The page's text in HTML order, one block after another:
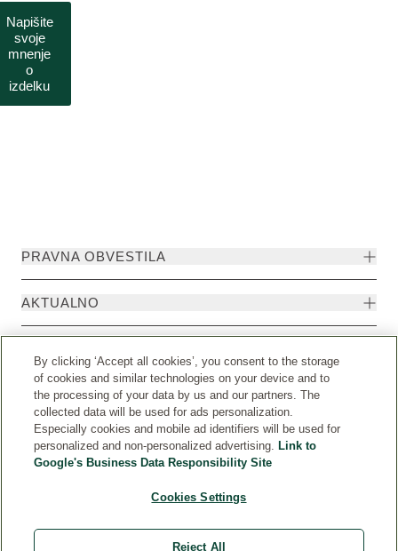
Napišite
svoje
mnenje
o
izdelku
PRAVNA OBVESTILA
AKTUALNO
By clicking ‘Accept all cookies’, you consent to the storage
of cookies and similar technologies on your device and to
the processing of your data by us and our partners. The
collected data will be used for ads personalization.
Especially cookies and mobile ad identifiers will be used for
personalized and non-personalized advertising. Link to
Google's Business Data Responsibility Site
Cookies Settings
Reject All